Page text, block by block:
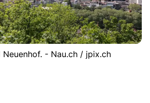
Neuenhof. - Nau.ch / jpix.ch